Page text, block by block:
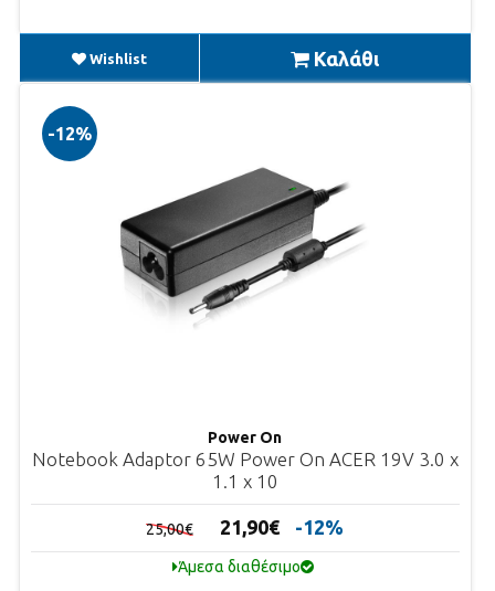
Wishlist Καλάθι
-12%
Power On
Notebook Adaptor 65W Power On ACER 19V 3.0 x
1.1 x 10
25,00€ 21,90€ -12%
Άμεσα διαθέσιμο